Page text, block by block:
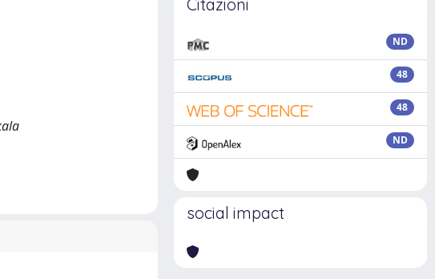
Citazioni
ND
48
48
ND
social impact